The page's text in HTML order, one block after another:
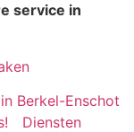
service in
Berkel-Enschot
Diensten